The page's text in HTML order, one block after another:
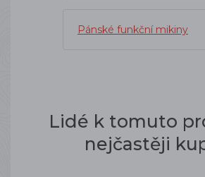
Pánské funkční mikiny
Lidé k tomuto
nejčastěji